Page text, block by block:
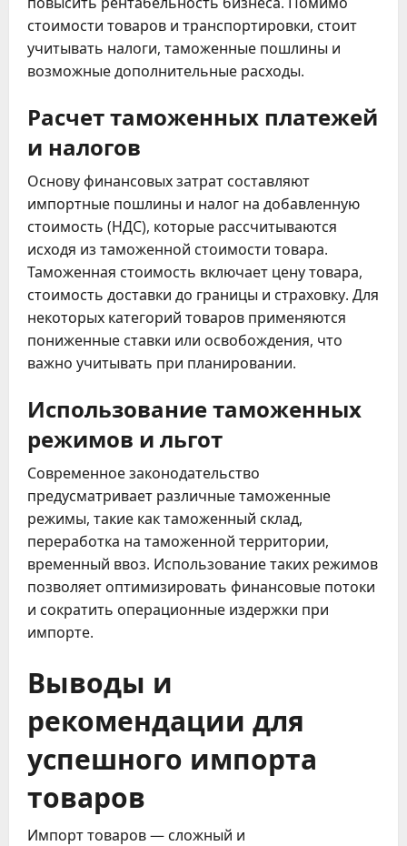
стоимости товаров и транспортировки, стоит
учитывать налоги, таможенные пошлины и
возможные дополнительные расходы.
Расчет таможенных платежей
и налогов
Основу финансовых затрат составляют
импортные пошлины и налог на добавленную
стоимость (НДС), которые рассчитываются
исходя из таможенной стоимости товара.
Таможенная стоимость включает цену товара,
стоимость доставки до границы и страховку. Для
некоторых категорий товаров применяются
пониженные ставки или освобождения, что
важно учитывать при планировании.
Использование таможенных
режимов и льгот
Современное законодательство
предусматривает различные таможенные
режимы, такие как таможенный склад,
переработка на таможенной территории,
временный ввоз. Использование таких режимов
позволяет оптимизировать финансовые потоки
и сократить операционные издержки при
импорте.
Выводы и
рекомендации для
успешного импорта
товаров
Импорт товаров — сложный и